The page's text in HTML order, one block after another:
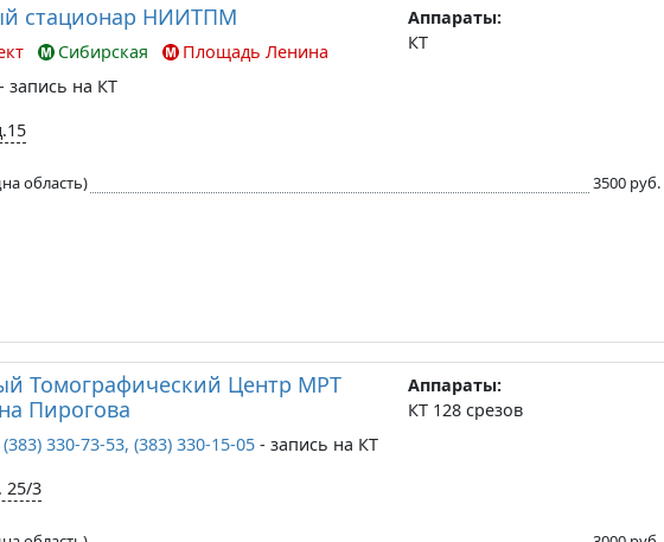
стационар НИИТПМ
Сибирская
Площадь Ленина
- запись на КТ
Аппараты:
КТ
область) 3500 руб.
Томографический Центр МРТ
Пирогова
330-73-53, (383) 330-15-05 - запись на КТ
25/3
Аппараты:
КТ 128 срезов